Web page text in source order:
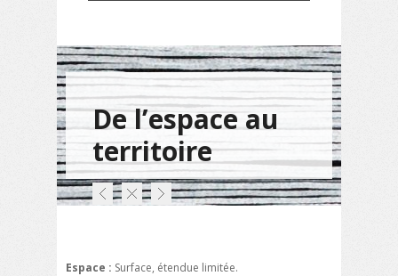
De l’espace au
territoire
Espace : Surface, étendue limitée.